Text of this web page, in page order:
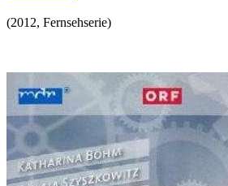
(2012, Fernsehserie)